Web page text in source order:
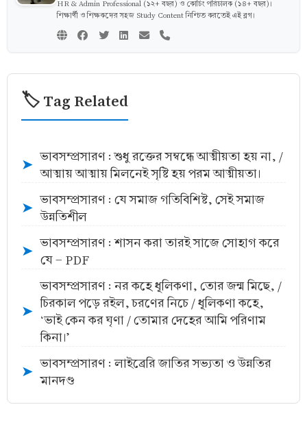
HR & Admin Professional (১২+ বছর) ও কোচিং পরিচালক (১৪+ বছর)।
শিক্ষার্থী ও শিক্ষকদের সহজ Study Content নিশ্চিত করতেই এই ব্লগ।
🏷️ Tag Related
➤
ভাবসম্প্রসারণ : শুধু রক্তের সম্বন্ধে আত্মীয়তা হয় না, /
আত্মায় আত্মায় মিলনেই সৃষ্টি হয় পরম আত্মীয়তা।
➤
ভাবসম্প্রসারণ : যে সমাজ গতিবিশিষ্ট, সেই সমাজ
উন্নতিশীল
➤
ভাবসম্প্রসারণ : শাসন করা তারই সাজে সোহাগ করে
যে - PDF
➤
ভাবসম্প্রসারণ : নর কহে ধূলিকণা, তোর জন্ম মিছে, /
চিরকাল পড়ে রইল, চরণের নিচে / ধূলিকণা কহে,
‘ভাই কেন কর ঘৃণা / তোমার দেহের আমি পরিণাম
কিনা।’
➤
ভাবসম্প্রসারণ : লাইব্রেরি জাতির সভ্যতা ও উন্নতির
মানদণ্ড